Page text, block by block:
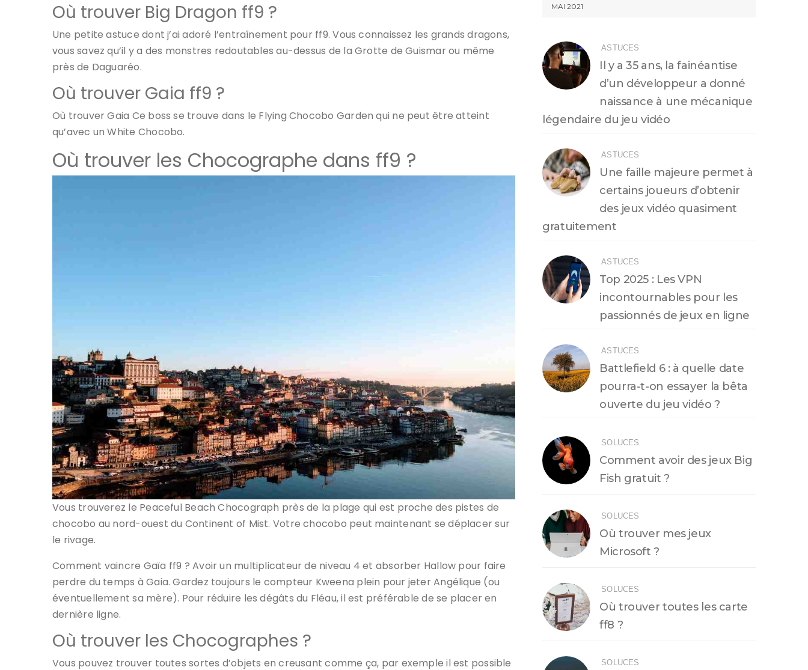
Où trouver Big Dragon ff9 ?
Une petite astuce dont j’ai adoré l’entraînement pour ff9. Vous connaissez les grands dragons,
vous savez qu’il y a des monstres redoutables au-dessus de la Grotte de Guismar ou même
près de Daguaréo.
Où trouver Gaia ff9 ?
Où trouver Gaia Ce boss se trouve dans le Flying Chocobo Garden qui ne peut être atteint
qu’avec un White Chocobo.
Où trouver les Chocographe dans ff9 ?
Vous trouverez le Peaceful Beach Chocograph près de la plage qui est proche des pistes de
chocobo au nord-ouest du Continent of Mist. Votre chocobo peut maintenant se déplacer sur
le rivage.
Comment vaincre Gaïa ff9 ? Avoir un multiplicateur de niveau 4 et absorber Hallow pour faire
perdre du temps à Gaia. Gardez toujours le compteur Kweena plein pour jeter Angélique (ou
éventuellement sa mère). Pour réduire les dégâts du Fléau, il est préférable de se placer en
dernière ligne.
Où trouver les Chocographes ?
Vous pouvez trouver toutes sortes d’objets en creusant comme ça, par exemple il est possible
MAI 2021
ASTUCES
Il y a 35 ans, la fainéantise
d’un développeur a donné
naissance à une mécanique
légendaire du jeu vidéo
ASTUCES
Une faille majeure permet à
certains joueurs d’obtenir
des jeux vidéo quasiment
gratuitement
ASTUCES
Top 2025 : Les VPN
incontournables pour les
passionnés de jeux en ligne
ASTUCES
Battlefield 6 : à quelle date
pourra-t-on essayer la bêta
ouverte du jeu vidéo ?
SOLUCES
Comment avoir des jeux Big
Fish gratuit ?
SOLUCES
Où trouver mes jeux
Microsoft ?
SOLUCES
Où trouver toutes les carte
ff8 ?
SOLUCES